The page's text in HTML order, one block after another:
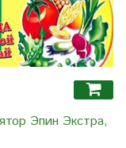
Эпин Экстра,